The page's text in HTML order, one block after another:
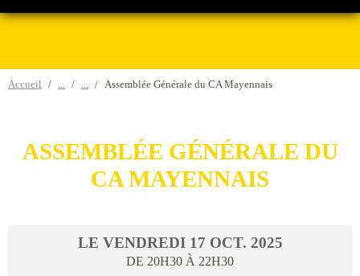
Accueil Assemblée Générale du CA Mayennais
ASSEMBLÉE GÉNÉRALE DU
CA MAYENNAIS
LE VENDREDI 17 OCT. 2025
DE 20H30 À 22H30